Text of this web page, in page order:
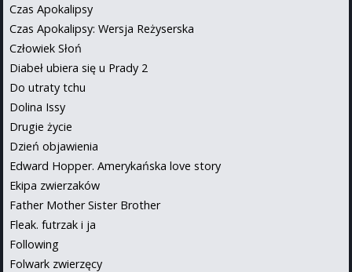
Czas Apokalipsy
Czas Apokalipsy: Wersja Reżyserska
Człowiek Słoń
Diabeł ubiera się u Prady 2
Do utraty tchu
Dolina Issy
Drugie życie
Dzień objawienia
Edward Hopper. Amerykańska love story
Ekipa zwierzaków
Father Mother Sister Brother
Fleak. futrzak i ja
Following
Folwark zwierzęcy